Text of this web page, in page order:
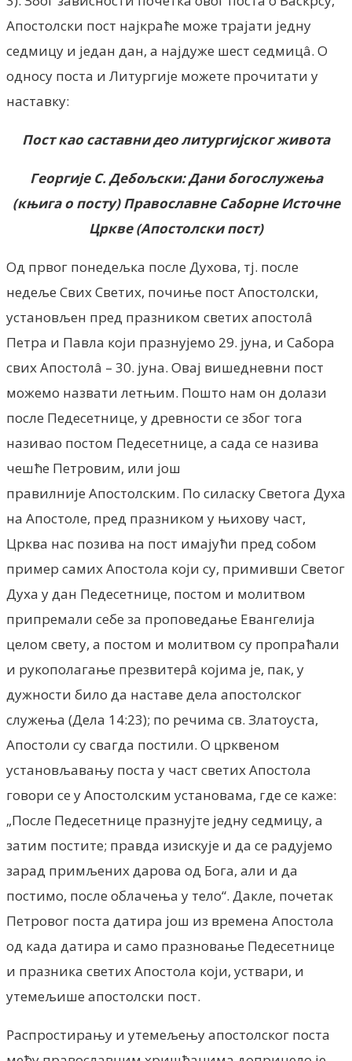
Апостолски пост најкраће може трајати једну
седмицу и један дан, а најдуже шест седмицâ. О
односу поста и Литургије можете прочитати у
наставку:
Пост као саставни део литургијског живота
Георгије С. Дебољски: Дани богослужења
(књига о посту) Православне Саборне Источне
Цркве (Апостолски пост)
Од првог понедељка после Духова, тј. после
недеље Свих Светих, почиње пост Апостолски,
установљен пред празником светих апостолâ
Петра и Павла који празнујемо 29. јуна, и Сабора
свих Апостолâ – 30. јуна. Овај вишедневни пост
можемо назвати летњим. Пошто нам он долази
после Педесетнице, у древности се због тога
називао постом Педесетнице, а сада се назива
чешће Петровим, или још
правилније Апостолским. По силаску Светога Духа
на Апостоле, пред празником у њихову част,
Црква нас позива на пост имајући пред собом
пример самих Апостола који су, примивши Светог
Духа у дан Педесетнице, постом и молитвом
припремали себе за проповедање Евангелија
целом свету, а постом и молитвом су пропраћали
и рукополагање презвитерâ којима је, пак, у
дужности било да наставе дела апостолског
служења (Дела 14:23); по речима св. Златоуста,
Апостоли су свагда постили. О црквеном
установљавању поста у част светих Апостола
говори се у Апостолским установама, где се каже:
„После Педесетнице празнујте једну седмицу, а
затим постите; правда изискује и да се радујемо
зарад примљених дарова од Бога, али и да
постимо, после облачења у тело“. Дакле, почетак
Петровог поста датира још из времена Апостола
од када датира и само празновање Педесетнице
и празника светих Апостола који, уствари, и
утемељише апостолски пост.
Распростирању и утемељењу апостолског поста